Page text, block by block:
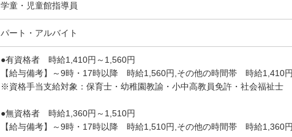
学童・児童館指導員
パート・アルバイト
●有資格者 時給1,410円～1,560円
【給与備考】～9時・17時以降 時給1,560円,その他の時間帯 時給1,410
※資格手当支給対象：保育士・幼稚園教諭・小中高教員免許・社会福祉士
●無資格者 時給1,360円～1,510円
【給与備考】～9時・17時以降 時給1,510円,その他の時間帯 時給1,360